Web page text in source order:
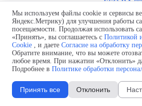
ESQ BA
ESQ BA
Воздушные
выключатели ▼
ESQ
2500A
ESQ
800A
630A
ESQ
Мы используем файлы cookie и сервисы
Яндекс.Метрику) для улучшения работы
посещаемости. Продолжая использовать
«Принять», вы соглашаетесь с Политикой
Cookie , и даете Согласие на обработку
Обратите внимание, что вы можете
любое время. При нажатии «Отклонить»
Подробнее в Политике обработки
Принять все Отклонить